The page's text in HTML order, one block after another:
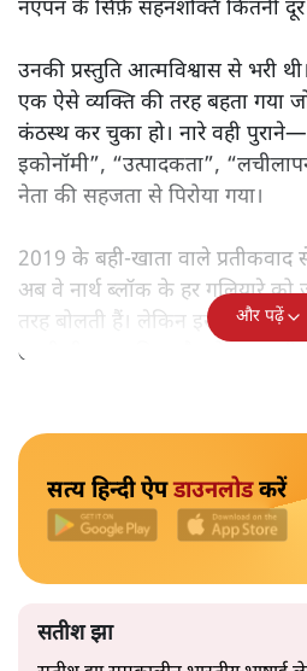
मोदी सरकार का बजट 2026 बड़े
और ठहरे फैसलों के बीच बजट की
बजट पेश करने उठीं तो वे आसानी से
लेकिन उसके बाद जो आया, उसने साफ़
नएपन के सिर्फ़ सहनशक्ति कितनी
कंठस्थ कर चुका हो। नारे वही
इकोनॉमी”, “उत्पादकता”,
नेता की सहजता से पिरोया गया।
2019 के बही‑खाता वाले
अब वे नार्थ ब्लॉक के हर गलियारे को
तरह बोलती हैं। लेकिन इस
उतनी ही अनुमानित और दोहराव भरी।